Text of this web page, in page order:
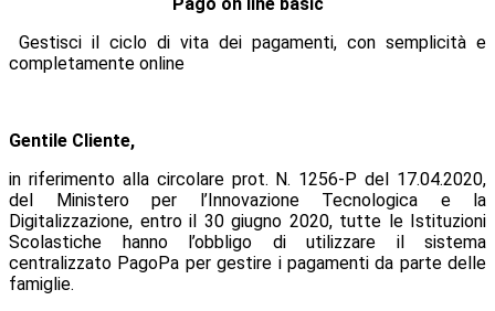
Gestisci il ciclo di vita dei pagamenti, con semplicità e
completamente online
Gentile Cliente,
in riferimento alla circolare prot. N. 1256-P del 17.04.2020,
del Ministero per l’Innovazione Tecnologica e la
Digitalizzazione, entro il 30 giugno 2020, tutte le Istituzioni
Scolastiche hanno l’obbligo di utilizzare il sistema
centralizzato PagoPa per gestire i pagamenti da parte delle
famiglie.